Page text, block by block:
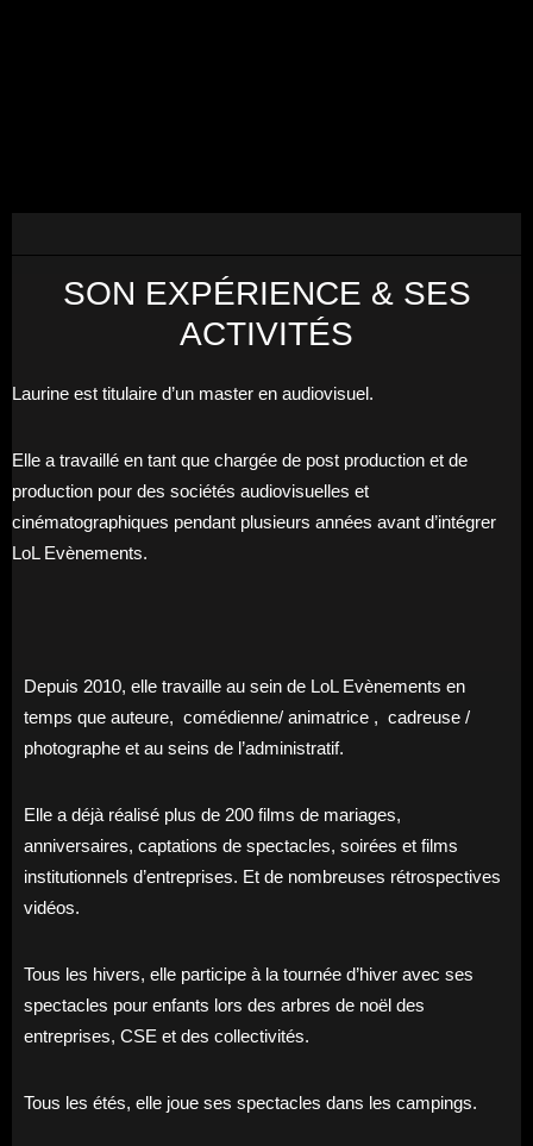
SON EXPÉRIENCE & SES
ACTIVITÉS
Laurine est titulaire d’un master en audiovisuel.
Elle a travaillé en tant que chargée de post production et de
production pour des sociétés audiovisuelles et
cinématographiques pendant plusieurs années avant d’intégrer
LoL Evènements.
Depuis 2010, elle travaille au sein de LoL Evènements en
temps que auteure, comédienne/ animatrice , cadreuse /
photographe et au seins de l’administratif.
Elle a déjà réalisé plus de 200 films de mariages,
anniversaires, captations de spectacles, soirées et films
institutionnels d’entreprises. Et de nombreuses rétrospectives
vidéos.
Tous les hivers, elle participe à la tournée d’hiver avec ses
spectacles pour enfants lors des arbres de noël des
entreprises, CSE et des collectivités.
Tous les étés, elle joue ses spectacles dans les campings.